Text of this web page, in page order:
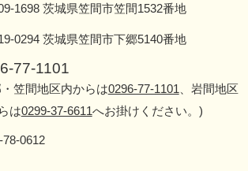
1698 茨城県笠間市笠間1532番地
0294 茨城県笠間市下郷5140番地
77-1101
笠間地区内からは0296-77-1101 、岩間地区
は0299-37-6611へお掛けください。)
78-0612